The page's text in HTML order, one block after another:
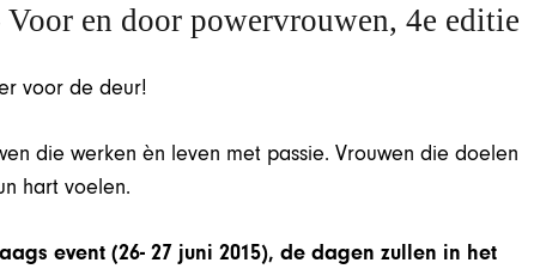
en door powervrouwen, 4e editie
voor de deur!
die werken èn leven met passie. Vrouwen die doelen
hart voelen.
event (26- 27 juni 2015), de dagen zullen in het